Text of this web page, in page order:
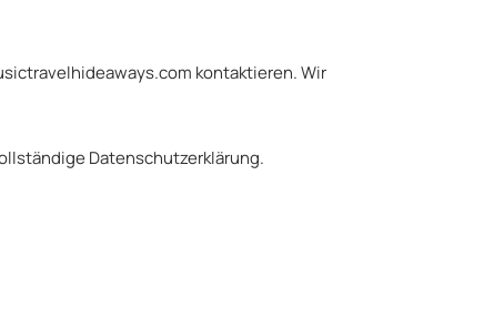
kontaktieren. Wir
Datenschutzerklärung.